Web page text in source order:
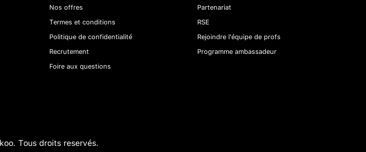
Nos offres
Termes et conditions
Politique de confidentialité
Recrutement
Foire aux questions
Partenariat
RSE
Rejoindre l'équipe de profs
Programme ambassadeur
Tous droits reservés.